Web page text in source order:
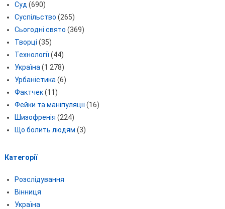
Суд (690)
Суспільство (265)
Сьогодні свято (369)
Творці (35)
Технології(44)
Україна(1 278)
Урбаністика(6)
Фактчек(11)
Фейки та маніпуляції(16)
Шизофренія (224)
Що болить людям (3)
Категорії
Розслідування
Вінниця
Україна